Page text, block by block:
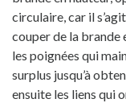
circulaire, car il
couper de la brande
les poignées qui
surplus jusqu’à
ensuite les liens qui